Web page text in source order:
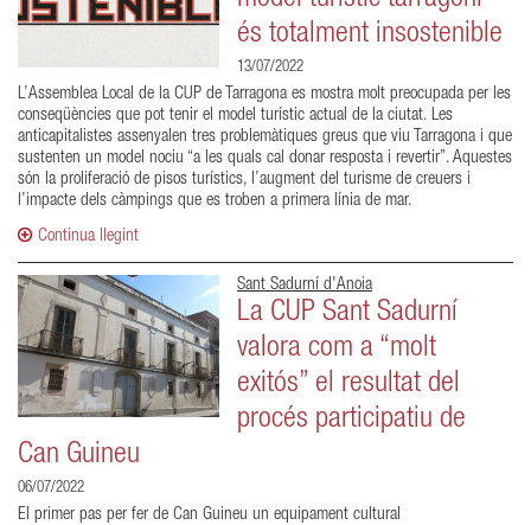
és totalment insostenible
13/07/2022
L’Assemblea Local de la CUP de Tarragona es mostra molt preocupada per les
conseqüències que pot tenir el model turístic actual de la ciutat. Les
anticapitalistes assenyalen tres problemàtiques greus que viu Tarragona i que
sustenten un model nociu “a les quals cal donar resposta i revertir”. Aquestes
són la proliferació de pisos turístics, l’augment del turisme de creuers i
l’impacte dels càmpings que es troben a primera línia de mar.
Continua llegint
Sant Sadurní d'Anoia
La CUP Sant Sadurní
valora com a “molt
exitós” el resultat del
procés participatiu de
Can Guineu
06/07/2022
El primer pas per fer de Can Guineu un equipament cultural